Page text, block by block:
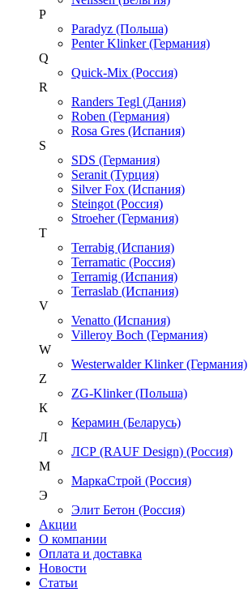
P
Paradyz (Польша)
Penter Klinker (Германия)
Q
Quick-Mix (Россия)
R
Randers Tegl (Дания)
Roben (Германия)
Rosa Gres (Испания)
S
SDS (Германия)
Seranit (Турция)
Silver Fox (Испания)
Steingot (Россия)
Stroeher (Германия)
T
Terrabig (Испания)
Terramatic (Россия)
Terramig (Испания)
Terraslab (Испания)
V
Venatto (Испания)
Villeroy Boch (Германия)
W
Westerwalder Klinker (Германия)
Z
ZG-Klinker (Польша)
К
Керамин (Беларусь)
Л
ЛСР (RAUF Design) (Россия)
М
МаркаСтрой (Россия)
Э
Элит Бетон (Россия)
Акции
О компании
Оплата и доставка
Новости
Статьи